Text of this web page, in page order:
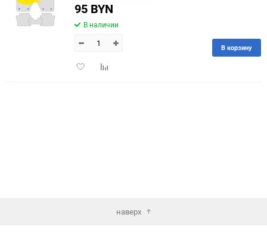
150
95 BYN
В наличии
ДобавитьДобавить
В корзину
наверх